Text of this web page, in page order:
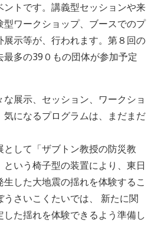
ントです。講義型セッションや来
ワークショップ、ブースでのプ
展示等が、行われます。第８回の
多の39０もの団体が参加予定
な展示、セッション、ワークショ
気になるプログラムは、まだまだ
して「ザブトン教授の防災教
いう椅子型の装置により、東日
した大地震の揺れを体験するこ
さいこくたいでは、 新たに関
た揺れを体験できるよう準備し